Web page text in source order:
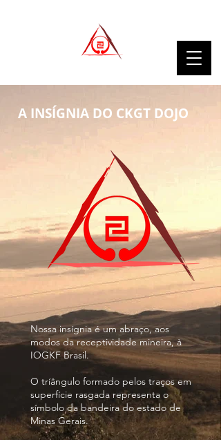
A INSÍGNIA DO CKGT DOJO
Nossa insígnia é um abraço, aos
modos da receptividade mineira, à
IOGKF Brasil.
O tríângulo formado pelos traços em
superfície rasgada representa o
símbolo da bandeira do estado de
Minas Gerais.